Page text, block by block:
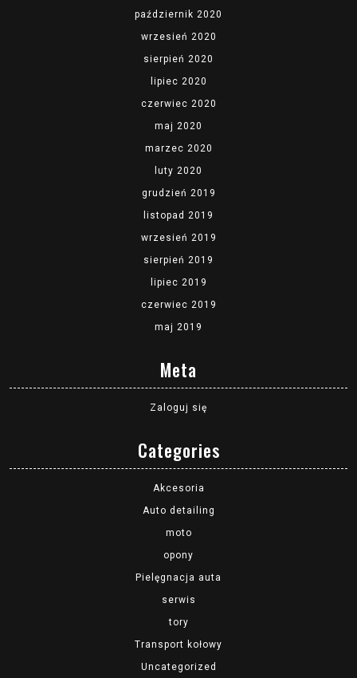
październik 2020
wrzesień 2020
sierpień 2020
lipiec 2020
czerwiec 2020
maj 2020
marzec 2020
luty 2020
grudzień 2019
listopad 2019
wrzesień 2019
sierpień 2019
lipiec 2019
czerwiec 2019
maj 2019
Meta
Zaloguj się
Categories
Akcesoria
Auto detailing
moto
opony
Pielęgnacja auta
serwis
tory
Transport kołowy
Uncategorized